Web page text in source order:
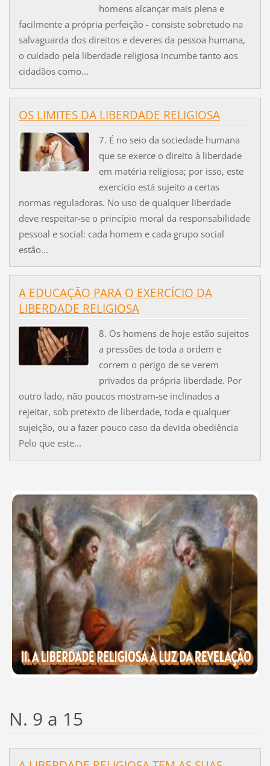
homens alcançar mais plena e
facilmente a própria perfeição - consiste sobretudo na
salvaguarda dos direitos e deveres da pessoa humana,
o cuidado pela liberdade religiosa incumbe tanto aos
cidadãos como...
OS LIMITES DA LIBERDADE RELIGIOSA
7. É no seio da sociedade humana
que se exerce o direito à liberdade
em matéria religiosa; por isso, este
exercício está sujeito a certas
normas reguladoras. No uso de qualquer liberdade
deve respeitar-se o princípio moral da responsabilidade
pessoal e social: cada homem e cada grupo social
estão...
A EDUCAÇÃO PARA O EXERCÍCIO DA
LIBERDADE RELIGIOSA
8. Os homens de hoje estão sujeitos
a pressões de toda a ordem e
correm o perigo de se verem
privados da própria liberdade. Por
outro lado, não poucos mostram-se inclinados a
rejeitar, sob pretexto de liberdade, toda e qualquer
sujeição, ou a fazer pouco caso da devida obediência
Pelo que este...
N. 9 a 15